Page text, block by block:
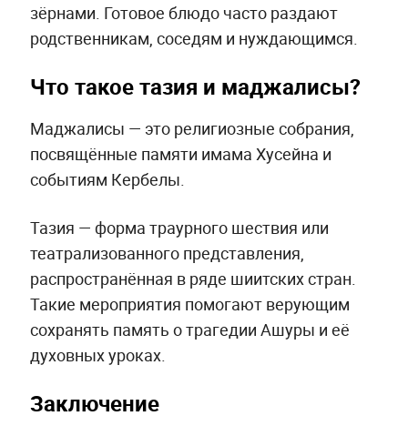
зёрнами. Готовое блюдо часто раздают
родственникам, соседям и нуждающимся.
Что такое тазия и маджалисы?
Маджалисы — это религиозные собрания,
посвящённые памяти имама Хусейна и
событиям Кербелы.
Тазия — форма траурного шествия или
театрализованного представления,
распространённая в ряде шиитских стран.
Такие мероприятия помогают верующим
сохранять память о трагедии Ашуры и её
духовных уроках.
Заключение